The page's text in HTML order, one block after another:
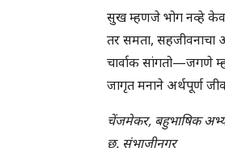
सुख म्हणजे भोग नव्हे
तर समता, सहजीवनाचा
चार्वाक सांगतो—जगणे
जागृत मनाने अर्थपूर्ण
चेंजमेकर, बहुभाषिक
छ. संभाजीनगर